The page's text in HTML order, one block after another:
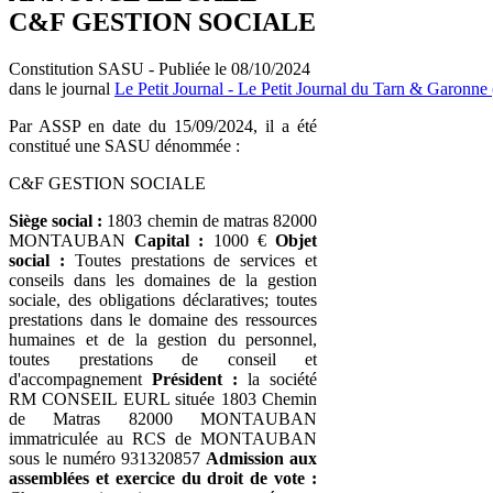
C&F GESTION SOCIALE
Constitution SASU - Publiée le 08/10/2024
dans le journal Le Petit Journal - Le Petit Journal du Tarn & Garonne
Par ASSP en date du 15/09/2024, il a été
constitué une SASU dénommée :
C&F GESTION SOCIALE
Siège social : 1803 chemin de matras 82000
MONTAUBANCapital : 1000 €Objet
social : Toutes prestations de services et
conseils dans les domaines de la gestion
sociale, des obligations déclaratives; toutes
prestations dans le domaine des ressources
humaines et de la gestion du personnel,
toutes prestations de conseil et
d'accompagnement Président : la société
RM CONSEIL EURL située 1803 Chemin
de Matras 82000 MONTAUBAN
immatriculée au RCS de MONTAUBAN
sous le numéro 931320857 Admission aux
assemblées et exercice du droit de vote :